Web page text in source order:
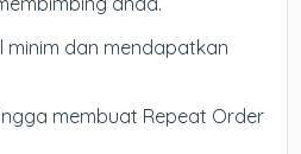
minim dan mendapatkan
membuat Repeat Order